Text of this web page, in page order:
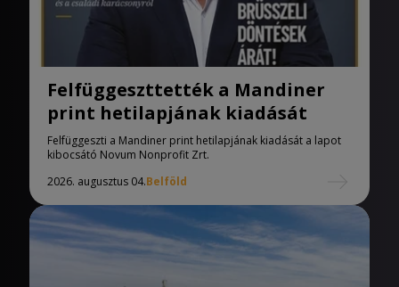
Felfüggeszttették a Mandiner
print hetilapjának kiadását
Felfüggeszti a Mandiner print hetilapjának kiadását a lapot
kibocsátó Novum Nonprofit Zrt.
2026. augusztus 04.Belföld